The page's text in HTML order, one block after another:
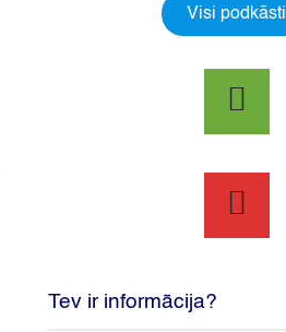
Visi podkāsti
Tev ir informācija?